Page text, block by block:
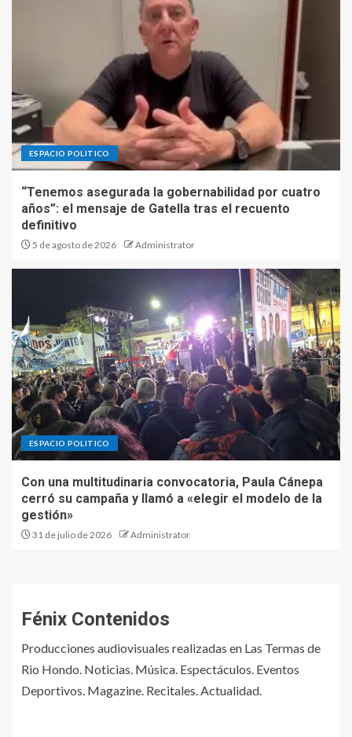
ESPACIO POLITICO
“Tenemos asegurada la gobernabilidad por cuatro
años”: el mensaje de Gatella tras el recuento
definitivo
5 de agosto de 2026 Administrator
ESPACIO POLITICO
Con una multitudinaria convocatoria, Paula Cánepa
cerró su campaña y llamó a «elegir el modelo de la
gestión»
31 de julio de 2026 Administrator
Fénix Contenidos
Producciones audiovisuales realizadas en Las Termas de
Rio Hondo. Noticias. Música. Espectáculos. Eventos
Deportivos. Magazine. Recitales. Actualidad.